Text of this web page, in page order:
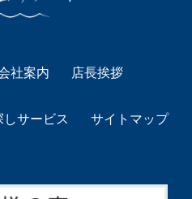
社案内 店長挨拶
サービス サイトマップ